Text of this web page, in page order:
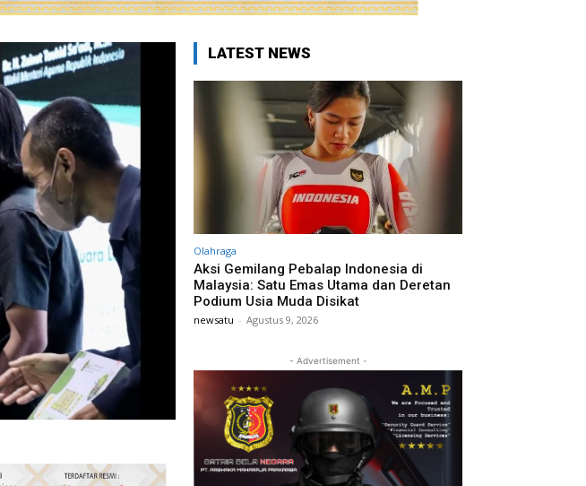
LATEST NEWS
Olahraga
Aksi Gemilang Pebalap Indonesia di
Malaysia: Satu Emas Utama dan Deretan
Podium Usia Muda Disikat
newsatu - Agustus 9, 2026
- Advertisement -